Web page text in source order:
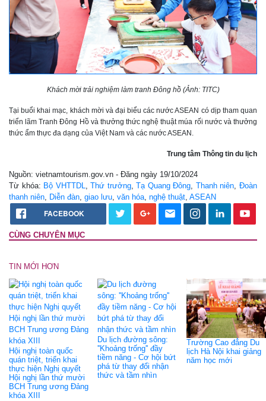
Khách mời trải nghiệm làm tranh Đông hồ (Ảnh: TITC)
Tại buổi khai mạc, khách mời và đại biểu các nước ASEAN có dịp tham quan
triển lãm Tranh Đông Hồ và thưởng thức nghệ thuật múa rối nước và thưởng
thức ẩm thực đa dạng của Việt Nam và các nước ASEAN.
Trung tâm Thông tin du lịch
Nguồn: vietnamtourism.gov.vn - Đăng ngày 19/10/2024
Từ khóa: Bộ VHTTDL,Thứ trưởng,Tạ Quang Đông, Thanh niên,Đoàn
thanh niên, Diễn đàn, giao lưu, văn hóa, nghệ thuật, ASEAN
FACEBOOK
CÙNG CHUYÊN MỤC
TIN MỚI HƠN
Hội nghị toàn quốc
quán triệt, triển khai
thực hiện Nghị quyết
Hội nghị lần thứ mười
BCH Trung ương Đảng
khóa XIII
Du lịch đường sông:
''Khoảng trống'' đầy
tiềm năng - Cơ hội bứt
phá từ thay đổi nhận
thức và tầm nhìn
Trường Cao đẳng Du
lịch Hà Nội khai giảng
năm học mới